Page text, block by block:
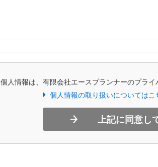
個人情報は、有限会社エースプランナーのプライ
個人情報の取り扱いについてはこ
上記に同意し